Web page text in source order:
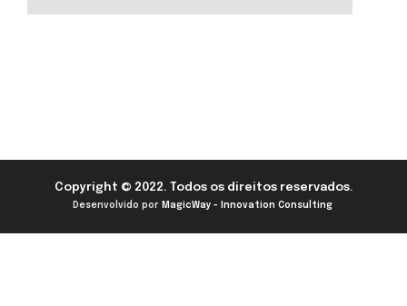
Copyright © 2022. Todos os direitos reservados.
Desenvolvido por MagicWay - Innovation Consulting